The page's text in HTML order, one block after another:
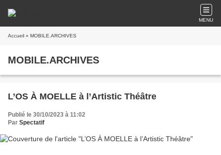
MENU
Accueil » MOBILE.ARCHIVES
MOBILE.ARCHIVES
L’OS À MOELLE à l’Artistic Théâtre
Publié le 30/10/2023 à 11:02
Par Spectatif